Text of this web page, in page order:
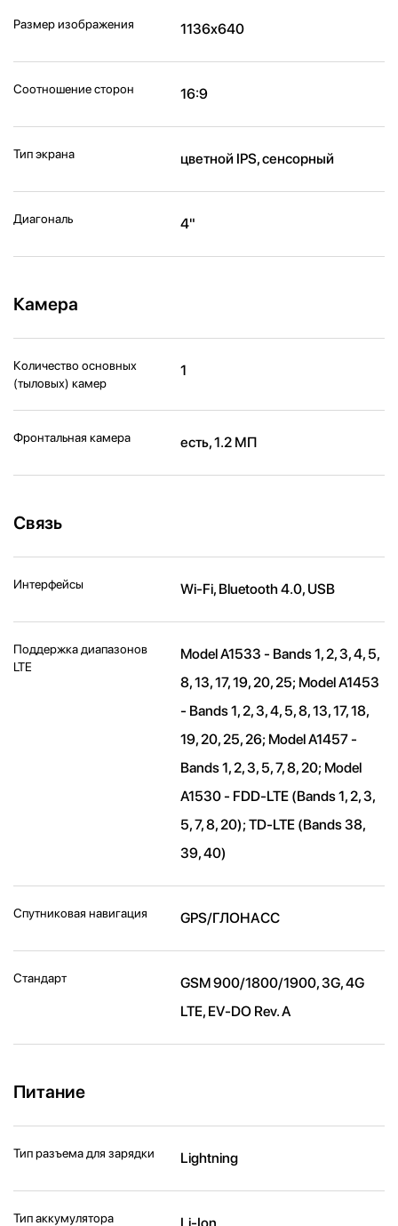
Размер изображения 1136x640
Соотношение сторон 16:9
Тип экрана цветной IPS, сенсорный
Диагональ 4"
Камера
Количество основных
(тыловых) камер
1
Фронтальная камера есть, 1.2 МП
Связь
Интерфейсы Wi-Fi, Bluetooth 4.0, USB
Поддержка диапазонов
LTE
Model A1533 - Bands 1, 2, 3, 4, 5,
8, 13, 17, 19, 20, 25; Model A1453
- Bands 1, 2, 3, 4, 5, 8, 13, 17, 18,
19, 20, 25, 26; Model A1457 -
Bands 1, 2, 3, 5, 7, 8, 20; Model
A1530 - FDD-LTE (Bands 1, 2, 3,
5, 7, 8, 20); TD-LTE (Bands 38,
39, 40)
Спутниковая навигация GPS/ГЛОНАСС
Стандарт
GSM 900/1800/1900, 3G, 4G
LTE, EV-DO Rev. A
Питание
Тип разъема для зарядки Lightning
Тип аккумулятора